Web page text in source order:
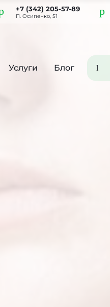
+7 (342) 205-57-89
П. Осипенко, 51
Услуги Блог